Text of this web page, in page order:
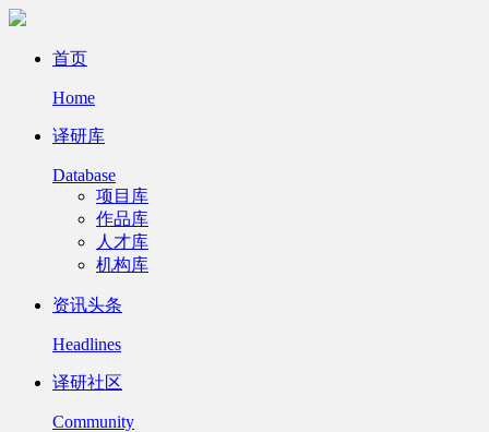
首页
Home
译研库
Database
项目库
作品库
人才库
机构库
资讯头条
Headlines
译研社区
Community